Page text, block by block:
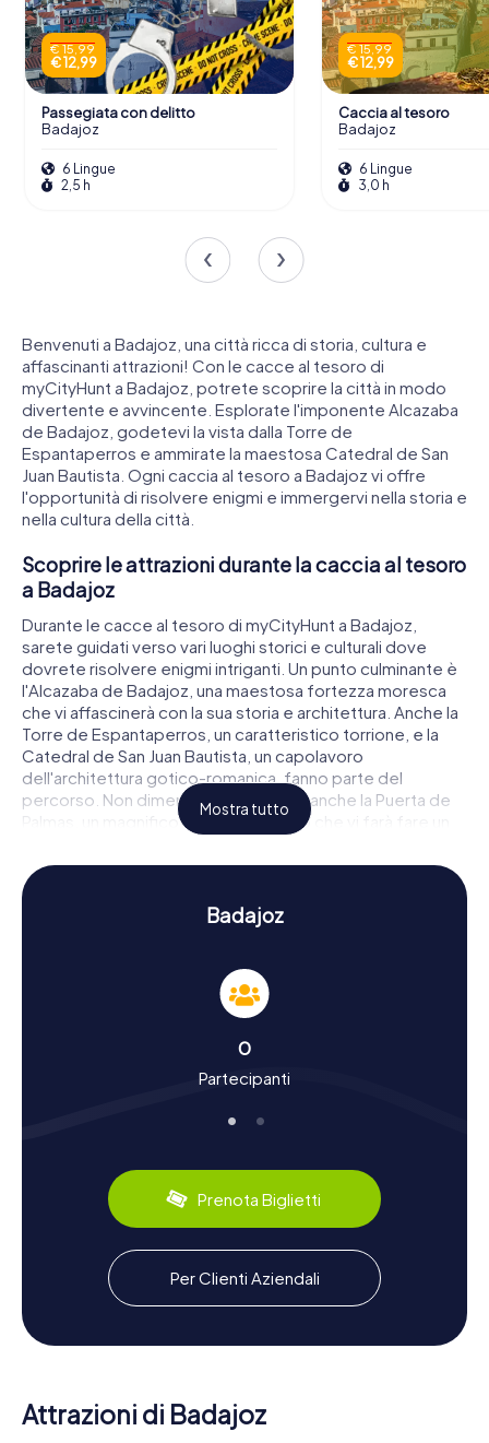
€ 15,99
€ 12,99
Passegiata con delitto
Badajoz
6 Lingue
2,5 h
€ 15,99
€ 12,99
Caccia al tesoro
Badajoz
6 Lingue
3,0 h
Benvenuti a Badajoz, una città ricca di storia, cultura e
affascinanti attrazioni! Con le cacce al tesoro di
myCityHunt a Badajoz, potrete scoprire la città in modo
divertente e avvincente. Esplorate l'imponente Alcazaba
de Badajoz, godetevi la vista dalla Torre de
Espantaperros e ammirate la maestosa Catedral de San
Juan Bautista. Ogni caccia al tesoro a Badajoz vi offre
l'opportunità di risolvere enigmi e immergervi nella storia e
nella cultura della città.
Scoprire le attrazioni durante la caccia al tesoro
a Badajoz
Durante le cacce al tesoro di myCityHunt a Badajoz,
sarete guidati verso vari luoghi storici e culturali dove
dovrete risolvere enigmi intriganti. Un punto culminante è
l'Alcazaba de Badajoz, una maestosa fortezza moresca
che vi affascinerà con la sua storia e architettura. Anche la
Torre de Espantaperros, un caratteristico torrione, e la
Catedral de San Juan Bautista, un capolavoro
dell'architettura gotico-romanica, fanno parte del
percorso. Non dimenticate di visitare anche la Puerta de
Palmas, un magnifico portale cittadino che vi farà fare un
Vivere la storia e la cultura durante la caccia al
scoprirete molto sulla ricca storia e le peculiarità culturali
della città. Fondata intorno all'875 dal musulmano galiziano
Ibn Marwan, Badajoz ha giocato un ruolo strategico tra
nel 1801 Badajoz fu il luogo in cui venne firmata la pace tra
Spagna e Portogallo? O che la città ebbe un ruolo tragico
potrete anche scoprire le specialità culinarie della
formaggio di pecora, perfetto con un bicchiere di vino
Esplorare i dintorni di Badajoz dopo la caccia al
Dopo una caccia al tesoro emozionante a Badajoz,
potrete continuare a esplorare i dintorni. Una visita al
parco acquatico Lusiberia offre un piacevole diversivo,
Provincial de Badajoz, dove potrete approfondire la
storia archeologica della regione. E per chi vuole vivere la
Mostra tutto
Badajoz
0
Partecipanti
Prenota Biglietti
Per Clienti Aziendali
Attrazioni di Badajoz